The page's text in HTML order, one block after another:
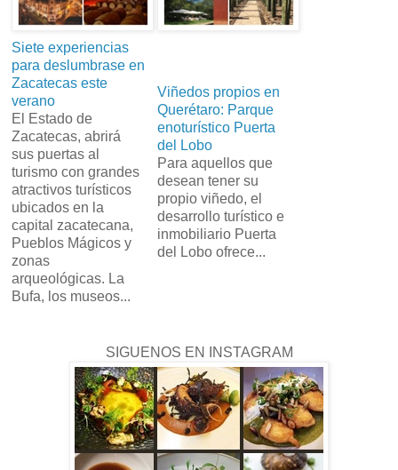
Siete experiencias
para deslumbrase en
Zacatecas este
verano
El Estado de
Zacatecas, abrirá
sus puertas al
turismo con grandes
atractivos turísticos
ubicados en la
capital zacatecana,
Pueblos Mágicos y
zonas
arqueológicas. La
Bufa, los museos...
Viñedos propios en
Querétaro: Parque
enoturístico Puerta
del Lobo
Para aquellos que
desean tener su
propio viñedo, el
desarrollo turístico e
inmobiliario Puerta
del Lobo ofrece...
SIGUENOS EN INSTAGRAM